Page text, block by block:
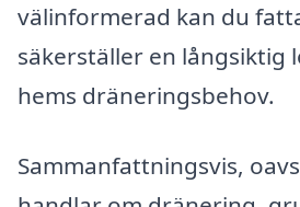
välinformerad kan du
säkerställer en långsiktig
hems dräneringsbehov.
Sammanfattningsvis,